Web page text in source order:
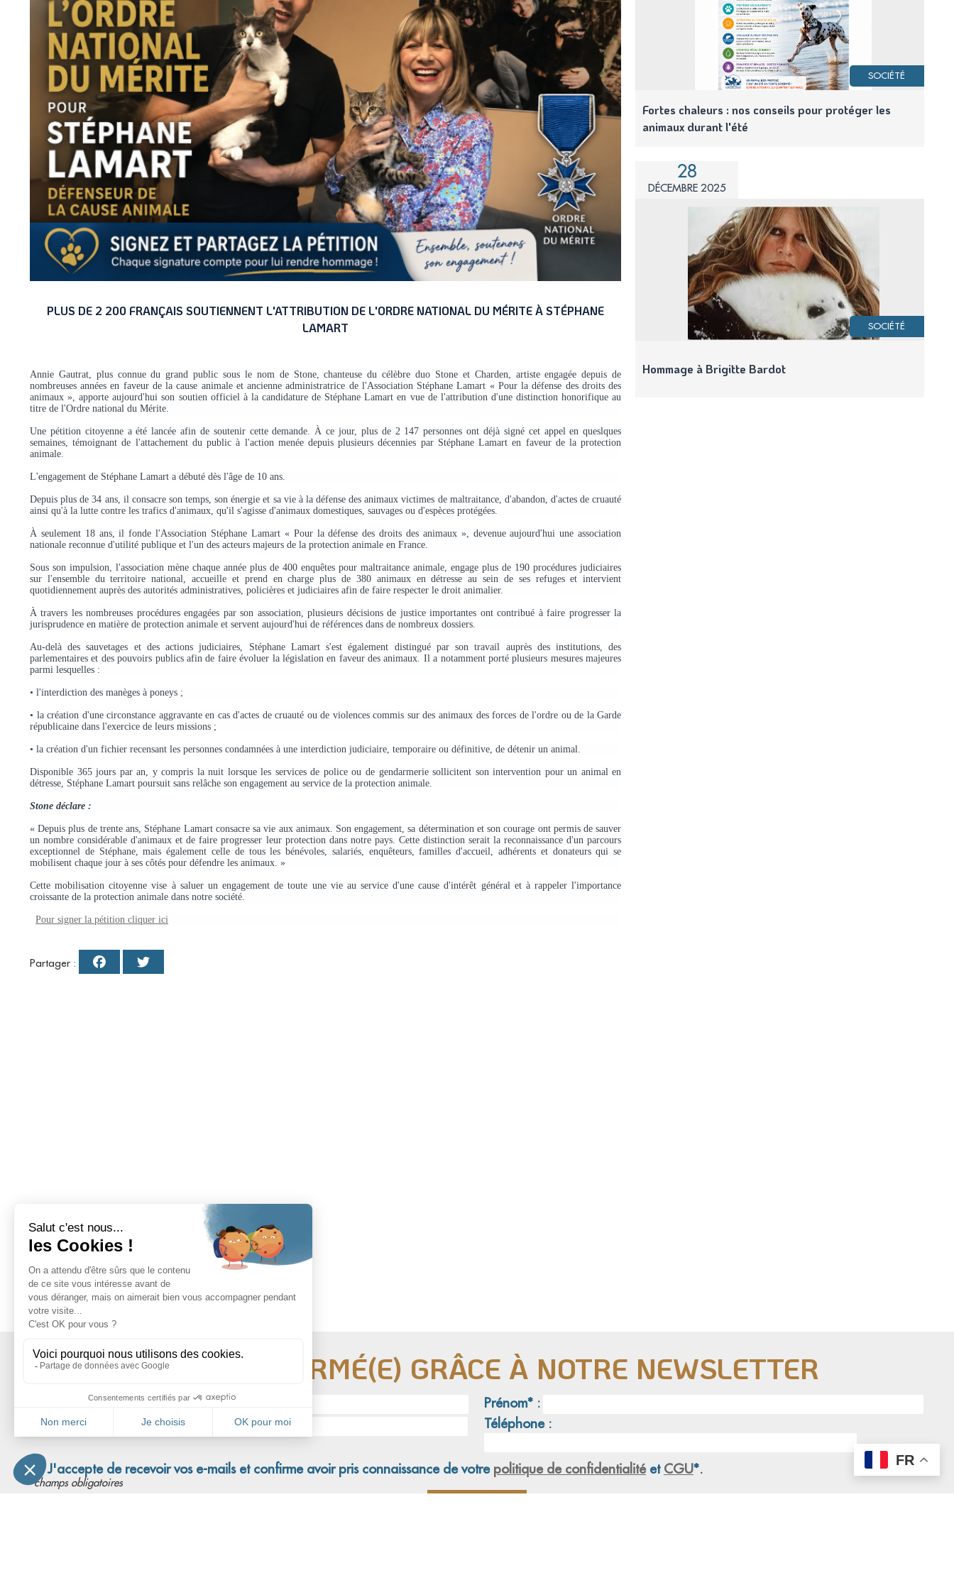
PLUS DE 2 200 FRANÇAIS SOUTIENNENT L'ATTRIBUTION DE L'ORDRE NATIONAL DU MÉRITE À STÉPHANE
LAMART
Annie Gautrat, plus connue du grand public sous le nom de Stone, chanteuse du célèbre duo Stone et Charden, artiste engagée depuis de
nombreuses années en faveur de la cause animale et ancienne administratrice de l'Association Stéphane Lamart « Pour la défense des droits des
animaux », apporte aujourd'hui son soutien officiel à la candidature de Stéphane Lamart en vue de l'attribution d'une distinction honorifique au
titre de l'Ordre national du Mérite.
Une pétition citoyenne a été lancée afin de soutenir cette demande. À ce jour, plus de 2 147 personnes ont déjà signé cet appel en queslques
semaines, témoignant de l'attachement du public à l'action menée depuis plusieurs décennies par Stéphane Lamart en faveur de la protection
animale.
L'engagement de Stéphane Lamart a débuté dès l'âge de 10 ans.
Depuis plus de 34 ans, il consacre son temps, son énergie et sa vie à la défense des animaux victimes de maltraitance, d'abandon, d'actes de cruauté
ainsi qu'à la lutte contre les trafics d'animaux, qu'il s'agisse d'animaux domestiques, sauvages ou d'espèces protégées.
À seulement 18 ans, il fonde l'Association Stéphane Lamart « Pour la défense des droits des animaux », devenue aujourd'hui une association
nationale reconnue d'utilité publique et l'un des acteurs majeurs de la protection animale en France.
Sous son impulsion, l'association mène chaque année plus de 400 enquêtes pour maltraitance animale, engage plus de 190 procédures judiciaires
sur l'ensemble du territoire national, accueille et prend en charge plus de 380 animaux en détresse au sein de ses refuges et intervient
quotidiennement auprès des autorités administratives, policières et judiciaires afin de faire respecter le droit animalier.
À travers les nombreuses procédures engagées par son association, plusieurs décisions de justice importantes ont contribué à faire progresser la
jurisprudence en matière de protection animale et servent aujourd'hui de références dans de nombreux dossiers.
Au-delà des sauvetages et des actions judiciaires, Stéphane Lamart s'est également distingué par son travail auprès des institutions, des
parlementaires et des pouvoirs publics afin de faire évoluer la législation en faveur des animaux. Il a notamment porté plusieurs mesures majeures
parmi lesquelles :
• l'interdiction des manèges à poneys ;
• la création d'une circonstance aggravante en cas d'actes de cruauté ou de violences commis sur des animaux des forces de l'ordre ou de la Garde
républicaine dans l'exercice de leurs missions ;
• la création d'un fichier recensant les personnes condamnées à une interdiction judiciaire, temporaire ou définitive, de détenir un animal.
Disponible 365 jours par an, y compris la nuit lorsque les services de police ou de gendarmerie sollicitent son intervention pour un animal en
détresse, Stéphane Lamart poursuit sans relâche son engagement au service de la protection animale.
Stone déclare :
« Depuis plus de trente ans, Stéphane Lamart consacre sa vie aux animaux. Son engagement, sa détermination et son courage ont permis de sauver
un nombre considérable d'animaux et de faire progresser leur protection dans notre pays. Cette distinction serait la reconnaissance d'un parcours
exceptionnel de Stéphane, mais également celle de tous les bénévoles, salariés, enquêteurs, familles d'accueil, adhérents et donateurs qui se
mobilisent chaque jour à ses côtés pour défendre les animaux. »
Cette mobilisation citoyenne vise à saluer un engagement de toute une vie au service d'une cause d'intérêt général et à rappeler l'importance
croissante de la protection animale dans notre société.
Pour signer la pétition cliquer ici
Partager :
SOCIÉTÉ
Fortes chaleurs : nos conseils pour protéger les
animaux durant l'été
28
DÉCEMBRE 2025
SOCIÉTÉ
Hommage à Brigitte Bardot
RESTEZ INFORMÉ(E) GRÂCE À NOTRE NEWSLETTER
Prénom* :
Adresse email* :
Téléphone :
J'accepte de recevoir vos e-mails et confirme avoir pris connaissance de votre politique de confidentialitéet CGU*.
*champs obligatoires
FR